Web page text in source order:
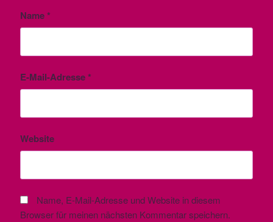
Name*
E-Mail-Adresse*
Website
Name, E-Mail-Adresse und Website in diesem
Browser für meinen nächsten Kommentar speichern.